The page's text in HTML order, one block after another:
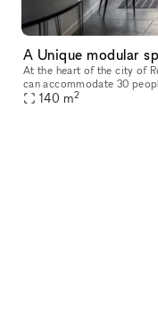
At the heart of the city of
can accommodate 30
that makes this space the
140 m2